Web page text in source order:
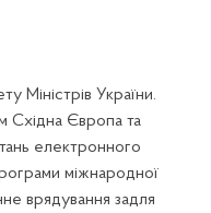
Міністрів України.
Східна Європа та
електронного
міжнародної
врядування задля